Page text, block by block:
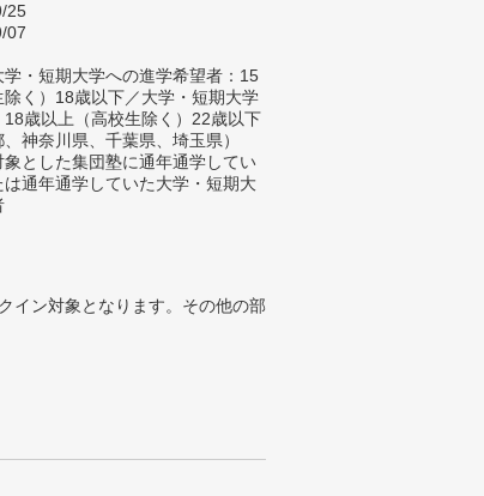
25
07
・短期大学への進学希望者：15
除く）18歳以下／大学・短期大学
歳以上（高校生除く）22歳以下
神奈川県、千葉県、埼玉県）
とした集団塾に通年通学してい
は通年通学していた大学・短期大
イン対象となります。その他の部